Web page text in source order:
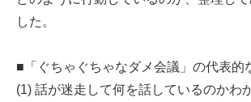
した。
■「ぐちゃぐちゃなダメ会議」の代表的
(1) 話が迷走して何を話しているのかわ